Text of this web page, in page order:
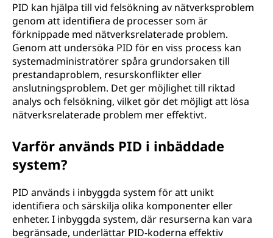
PID kan hjälpa till vid felsökning av nätverksproblem
genom att identifiera de processer som är
förknippade med nätverksrelaterade problem.
Genom att undersöka PID för en viss process kan
systemadministratörer spåra grundorsaken till
prestandaproblem, resurskonflikter eller
anslutningsproblem. Det ger möjlighet till riktad
analys och felsökning, vilket gör det möjligt att lösa
nätverksrelaterade problem mer effektivt.
Varför används PID i inbäddade
system?
PID används i inbyggda system för att unikt
identifiera och särskilja olika komponenter eller
enheter. I inbyggda system, där resurserna kan vara
begränsade, underlättar PID-koderna effektiv